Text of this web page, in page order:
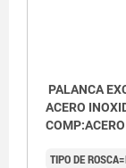
PALANCA
ACERO
TIPO DE